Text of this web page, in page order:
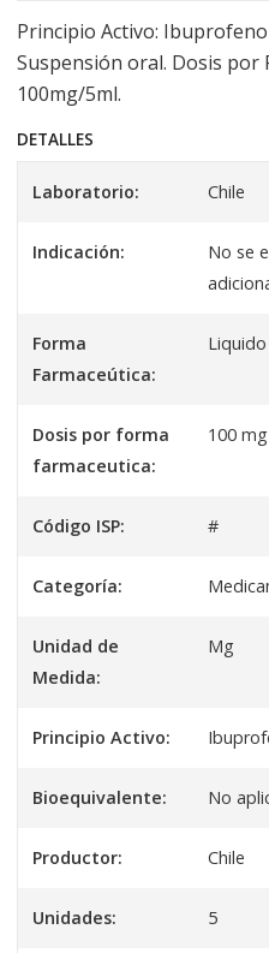
Principio Activo:
Suspensión oral. Dosis por
100mg/5ml.
DETALLES
Laboratorio: Chile
Indicación:
No se
Forma
Farmaceútica:
Liquido
Dosis por forma
farmaceutica:
100 mg
Código ISP: #
Categoría:
Unidad de
Medida:
Mg
Principio Activo:
Bioequivalente: No
Productor: Chile
Unidades: 5